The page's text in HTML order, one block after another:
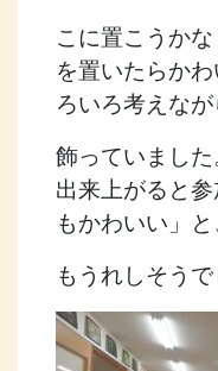
こに置こうか
を置いたらか
ろいろ考えなが
飾っていまし
出来上がると
もかわいい」
もうれしそうで